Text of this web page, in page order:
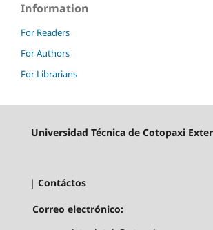
Information
For Readers
For Authors
For Librarians
Universidad Técnica de Cotopaxi
| Contáctos
Correo electrónico: